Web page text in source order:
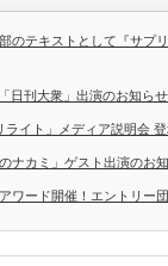
のテキストとして『サプ
日刊大衆」出演のお知らせ
ライト」メディア説明会
ナカミ」ゲスト出演のお
ワード開催！エントリー